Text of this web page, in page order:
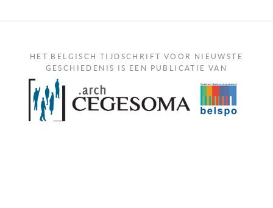
HET BELGISCH TIJDSCHRIFT VOOR NIEUWSTE
GESCHIEDENIS IS EEN PUBLICATIE VAN